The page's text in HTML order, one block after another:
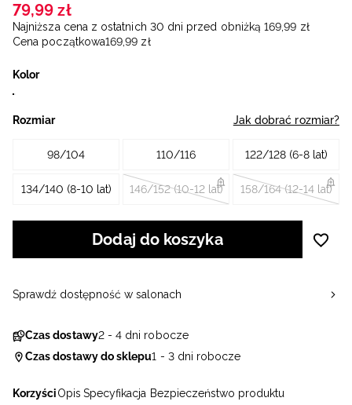
KorzyściOpis Specyfikacja Bezpieczeństwo produktu
79,99 zł
Najniższa cena z ostatnich 30 dni przed obniżką 169,99 zł
Cena początkowa169,99 zł
Kolor
Rozmiar Jak dobrać rozmiar?
98/104 110/116 122/128 (6-8 lat)
134/140 (8-10 lat) 146/152 (10-12 lat) 158/164 (12-14 lat)
Dodaj do koszyka
Czas dostawy2 - 4 dni robocze
Czas dostawy do sklepu1 - 3 dni robocze
Sprawdź dostępność w salonach